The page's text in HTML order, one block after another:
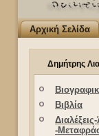
Αρχική Σελίδα
Δημήτρης
Βιβλία
-